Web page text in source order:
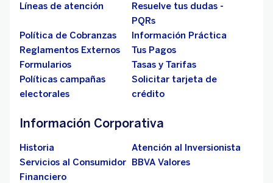
Líneas de atención
Resuelve tus dudas -
PQRs
Política de Cobranzas
Información Práctica
Reglamentos Externos
Tus Pagos
Formularios
Tasas y Tarifas
Políticas campañas
electorales
Solicitar tarjeta de
crédito
Información Corporativa
Historia
Atención al Inversionista
Servicios al Consumidor
Financiero
BBVA Valores